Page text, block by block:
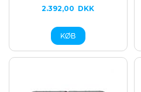
2.392,00 DKK